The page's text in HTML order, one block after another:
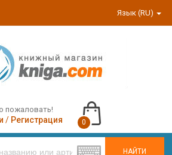
Язык (RU)
НАЙТИ
пожаловать!
/ Регистрация 0